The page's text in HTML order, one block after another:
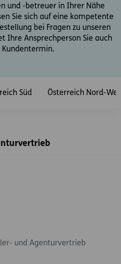
und -betreuer in Ihrer Nähe
Sie sich auf eine kompetente
bei Fragen zu unseren
Ihre Ansprechperson Sie auch
Süd Österreich Nord-
und Agenturvertrieb